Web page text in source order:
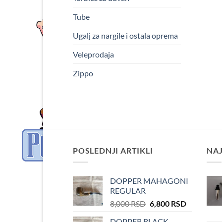
Tube
Ugalj za nargile i ostala oprema
Veleprodaja
Zippo
POSLEDNJI ARTIKLI
DOPPER MAHAGONI
REGULAR
8,000RSD Оригинална
6,800 RSDТренутна